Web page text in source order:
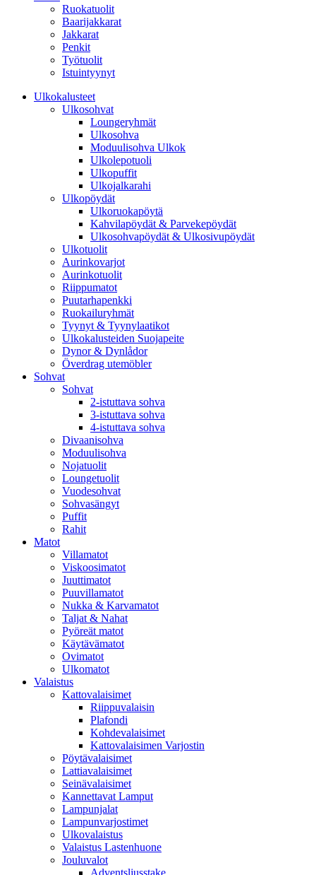
Ruokatuolit
Baarijakkarat
Jakkarat
Penkit
Työtuolit
Istuintyynyt
Ulkokalusteet
Ulkosohvat
Loungeryhmät
Ulkosohva
Moduulisohva Ulkok
Ulkolepotuoli
Ulkopuffit
Ulkojalkarahi
Ulkopöydät
Ulkoruokapöytä
Kahvilapöydät & Parvekepöydät
Ulkosohvapöydät & Ulkosivupöydät
Ulkotuolit
Aurinkovarjot
Aurinkotuolit
Riippumatot
Puutarhapenkki
Ruokailuryhmät
Tyynyt & Tyynylaatikot
Ulkokalusteiden Suojapeite
Dynor & Dynlådor
Överdrag utemöbler
Sohvat
Sohvat
2-istuttava sohva
3-istuttava sohva
4-istuttava sohva
Divaanisohva
Moduulisohva
Nojatuolit
Loungetuolit
Vuodesohvat
Sohvasängyt
Puffit
Rahit
Matot
Villamatot
Viskoosimatot
Juuttimatot
Puuvillamatot
Nukka & Karvamatot
Taljat & Nahat
Pyöreät matot
Käytävämatot
Ovimatot
Ulkomatot
Valaistus
Kattovalaisimet
Riippuvalaisin
Plafondi
Kohdevalaisimet
Kattovalaisimen Varjostin
Pöytävalaisimet
Lattiavalaisimet
Seinävalaisimet
Kannettavat Lamput
Lampunjalat
Lampunvarjostimet
Ulkovalaistus
Valaistus Lastenhuone
Jouluvalot
Adventsljusstake